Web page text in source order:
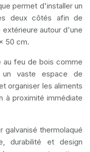
permet d'installer un
deux côtés afin de
autour d'une
50 cm.
au feu de bois comme
vaste espace de
organiser les aliments
à proximité immédiate
galvanisé thermolaqué
durabilité et design